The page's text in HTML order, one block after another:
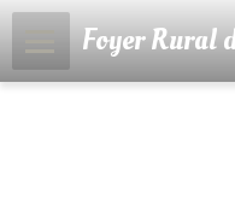
Foyer Rural